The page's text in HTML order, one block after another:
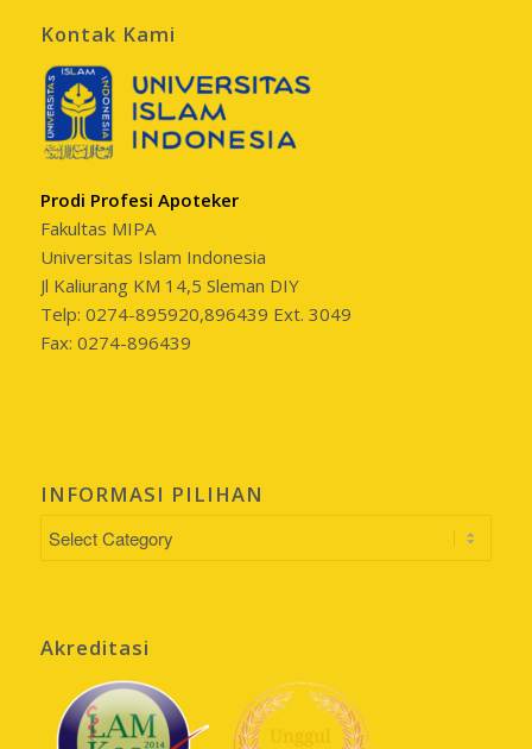
Kontak Kami
Prodi Profesi Apoteker
Fakultas MIPA
Universitas Islam Indonesia
Jl Kaliurang KM 14,5 Sleman DIY
Telp: 0274-895920,896439 Ext. 3049
Fax: 0274-896439
INFORMASI PILIHAN
Akreditasi